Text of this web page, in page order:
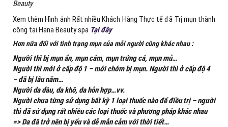
Beauty
Xem thêm Hình ảnh Rất nhiều Khách Hàng Thực tế đã Trị mụn thành
công tại Hana Beauty spa Tại đây
Hơn nữa đối với tình trạng mụn của mỗi người cũng khác nhau :
Người thì bị mụn ẩn, mụn cám, mụn trứng cá, mụn mủ…
Người thì mới ở cấp độ 1 – mới chớm bị mụn. Người thì ở cấp độ 4
– đã bị lâu năm…
Người da dầu, da khô, da hỗn hợp…vv.
Người chưa từng sử dụng bất kỳ 1 loại thuốc nào để điều trị – người
thì đã sử dụng rất nhiều các loại thuốc và phương pháp khác nhau
=> Da đã trở nên bị yếu và dễ mẫn cảm với thời tiết…